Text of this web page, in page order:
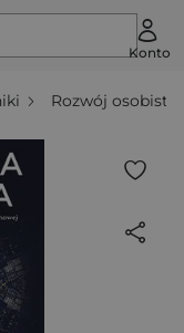
Konto
Rozwój osobisty